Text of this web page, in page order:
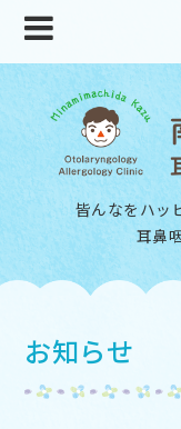
皆んなをハッ
耳鼻
お知らせ